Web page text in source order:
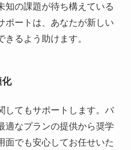
知の課題が待ち構えている
ポートは、あなたが新しい
るよう助けます。
化
してもサポートします。バ
適なプランの提供から奨学
面でも安心してお任せいた